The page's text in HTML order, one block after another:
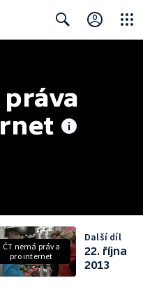
práva
ČT nemá práva
pro internet
Další díl
22. října
2013